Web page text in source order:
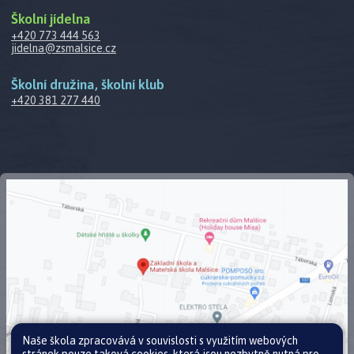
Školní jídelna
+420 773 444 563
jidelna@zsmalsice.cz
Školní družina, školní klub
+420 381 277 440
Naše škola zpracovává v souvislosti s využitím webových